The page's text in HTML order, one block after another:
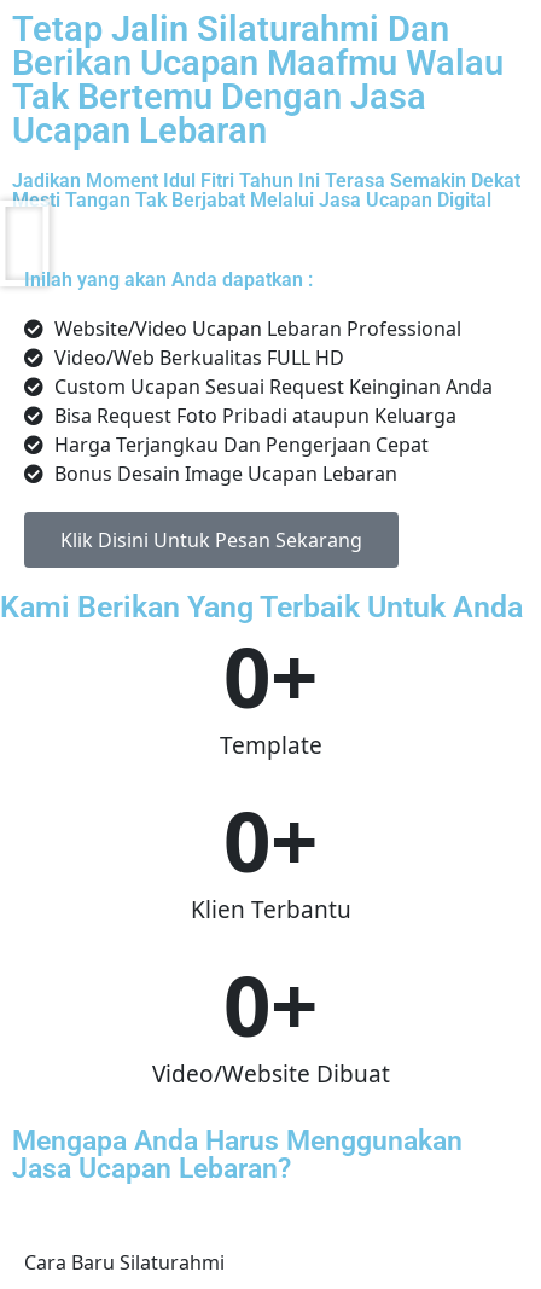
Tetap Jalin Silaturahmi Dan
Berikan Ucapan Maafmu Walau
Tak Bertemu Dengan Jasa
Ucapan Lebaran
Jadikan Moment Idul Fitri Tahun Ini Terasa Semakin Dekat
Mesti Tangan Tak Berjabat Melalui Jasa Ucapan Digital
Inilah yang akan Anda dapatkan :
Website/Video Ucapan Lebaran Professional
Video/Web Berkualitas FULL HD
Custom Ucapan Sesuai Request Keinginan Anda
Bisa Request Foto Pribadi ataupun Keluarga
Harga Terjangkau Dan Pengerjaan Cepat
Bonus Desain Image Ucapan Lebaran
Klik Disini Untuk Pesan Sekarang
Kami Berikan Yang Terbaik Untuk Anda
Template
0+
Klien Terbantu
0+
Video/Website Dibuat
0+
Mengapa Anda Harus Menggunakan
Jasa Ucapan Lebaran?
Cara Baru Silaturahmi